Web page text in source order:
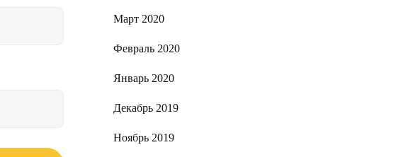
Март 2020
Февраль 2020
Январь 2020
Декабрь 2019
Ноябрь 2019